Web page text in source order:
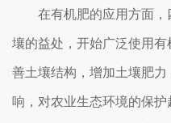
在有机肥的应用方面
壤的益处，开始广泛使用
善土壤结构，增加土壤肥
响，对农业生态环境的保护